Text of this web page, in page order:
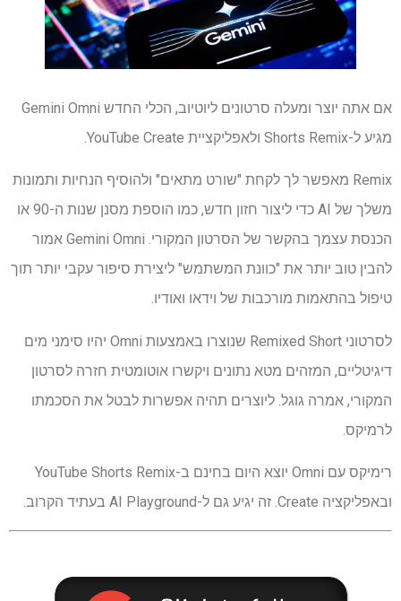
אם אתה יוצר ומעלה סרטונים ליוטיוב, הכלי החדש Gemini Omni
מגיע ל-Shorts Remix ולאפליקציית YouTube Create.
Remix מאפשר לך לקחת "שורט מתאים" ולהוסיף הנחיות ותמונות
משלך של AI כדי ליצור חזון חדש, כמו הוספת מסנן שנות ה-90 או
הכנסת עצמך בהקשר של הסרטון המקורי. Gemini Omni אמור
להבין טוב יותר את "כוונת המשתמש" ליצירת סיפור עקבי יותר תוך
טיפול בהתאמות מורכבות של וידאו ואודיו.
לסרטוני Remixed Short שנוצרו באמצעות Omni יהיו סימני מים
דיגיטליים, המזהים מטא נתונים ויקשרו אוטומטית חזרה לסרטון
המקורי, אמרה גוגל. ליוצרים תהיה אפשרות לבטל את הסכמתו
לרמיקס.
רימיקס עם Omni יוצא היום בחינם ב-YouTube Shorts Remix
ובאפליקציה Create. זה יגיע גם ל-AI Playground בעתיד הקרוב.